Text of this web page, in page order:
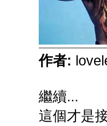
作者:
繼續...
這個才是